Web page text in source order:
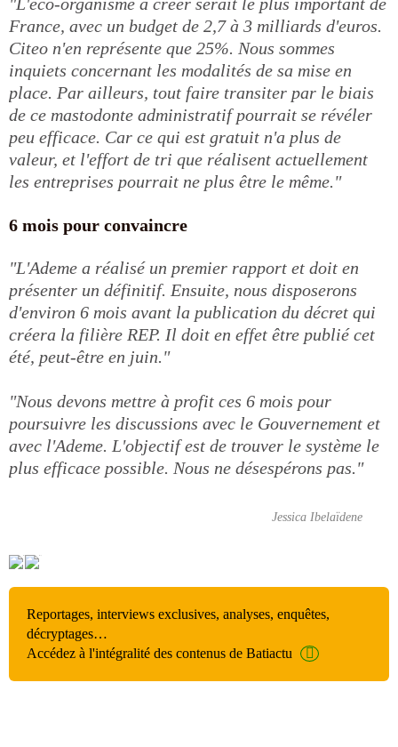
France, avec un budget de 2,7 à 3 milliards d'euros.
Citeo n'en représente que 25%. Nous sommes
inquiets concernant les modalités de sa mise en
place. Par ailleurs, tout faire transiter par le biais
de ce mastodonte administratif pourrait se révéler
peu efficace. Car ce qui est gratuit n'a plus de
valeur, et l'effort de tri que réalisent actuellement
les entreprises pourrait ne plus être le même."
6 mois pour convaincre
"L'Ademe a réalisé un premier rapport et doit en
présenter un définitif. Ensuite, nous disposerons
d'environ 6 mois avant la publication du décret qui
créera la filière REP. Il doit en effet être publié cet
été, peut-être en juin."
"Nous devons mettre à profit ces 6 mois pour
poursuivre les discussions avec le Gouvernement et
avec l'Ademe. L'objectif est de trouver le système le
plus efficace possible. Nous ne désespérons pas."
Jessica Ibelaïdene
Reportages, interviews exclusives, analyses, enquêtes,
décryptages…
Accédez à l'intégralité des contenus de Batiactu